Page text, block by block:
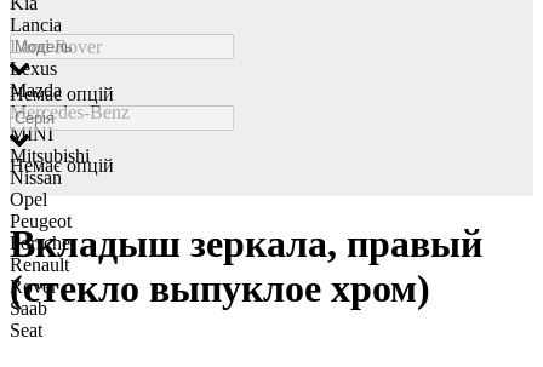
Lancia
Land Rover
Lexus
Mazda
Mercedes-Benz
MINI
Mitsubishi
Nissan
Opel
Peugeot
Porsche
Renault
Rover
Saab
Seat
Немає опцій
Немає опцій
Вкладыш зеркала, правый
(стекло выпуклое хром)